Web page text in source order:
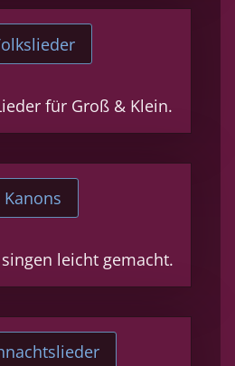
für Groß & Klein.
Kanons
leicht gemacht.